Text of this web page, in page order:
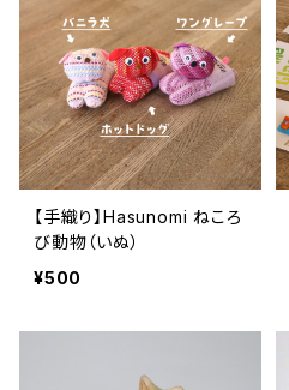
【手織り】Hasunomi ねころ
び動物（いぬ）
¥500